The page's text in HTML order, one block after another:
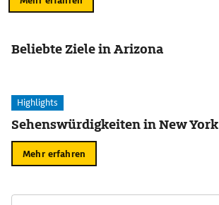
Beliebte Ziele in Arizona
Highlights
Sehenswürdigkeiten in New York
Mehr erfahren